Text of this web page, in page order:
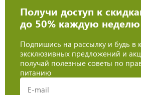
Получи доступ к
до 50% каждую неделю
Подпишись на рассылку и будь в
эксклюзивных предложений и
получай полезные советы по
питанию